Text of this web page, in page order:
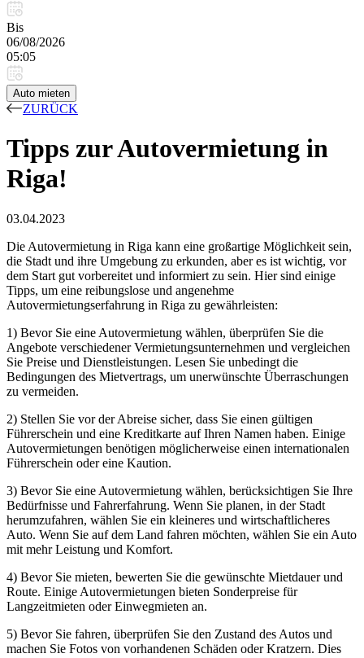
Bis
06/08/2026
05:05
Auto mieten
ZURÜCK
Tipps zur Autovermietung in
Riga!
03.04.2023
Die Autovermietung in Riga kann eine großartige Möglichkeit sein,
die Stadt und ihre Umgebung zu erkunden, aber es ist wichtig, vor
dem Start gut vorbereitet und informiert zu sein. Hier sind einige
Tipps, um eine reibungslose und angenehme
Autovermietungserfahrung in Riga zu gewährleisten:
1) Bevor Sie eine Autovermietung wählen, überprüfen Sie die
Angebote verschiedener Vermietungsunternehmen und vergleichen
Sie Preise und Dienstleistungen. Lesen Sie unbedingt die
Bedingungen des Mietvertrags, um unerwünschte Überraschungen
zu vermeiden.
2) Stellen Sie vor der Abreise sicher, dass Sie einen gültigen
Führerschein und eine Kreditkarte auf Ihren Namen haben. Einige
Autovermietungen benötigen möglicherweise einen internationalen
Führerschein oder eine Kaution.
3) Bevor Sie eine Autovermietung wählen, berücksichtigen Sie Ihre
Bedürfnisse und Fahrerfahrung. Wenn Sie planen, in der Stadt
herumzufahren, wählen Sie ein kleineres und wirtschaftlicheres
Auto. Wenn Sie auf dem Land fahren möchten, wählen Sie ein Auto
mit mehr Leistung und Komfort.
4) Bevor Sie mieten, bewerten Sie die gewünschte Mietdauer und
Route. Einige Autovermietungen bieten Sonderpreise für
Langzeitmieten oder Einwegmieten an.
5) Bevor Sie fahren, überprüfen Sie den Zustand des Autos und
machen Sie Fotos von vorhandenen Schäden oder Kratzern. Dies